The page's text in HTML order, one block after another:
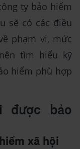
ty bảo hiểm
sẽ có các điều
phạm vi, mức
tìm hiểu kỹ
hiểm phù hợp
được bảo
xã hội